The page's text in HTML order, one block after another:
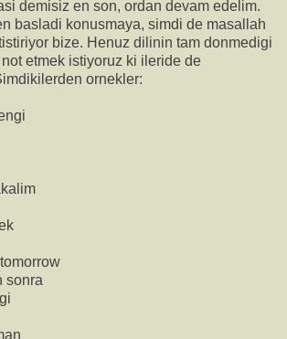
demisiz en son, ordan devam edelim.
basladi konusmaya, simdi de masallah
bize. Henuz dilinin tam donmedigi
etmek istiyoruz ki ileride de
ornekler:
sonra